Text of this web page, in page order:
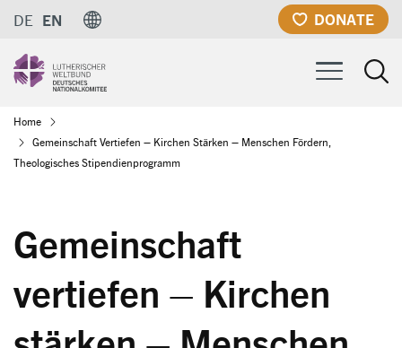
Skip
main
content
DE EN DONATE
Breadcrumb
Home
Gemeinschaft Vertiefen – Kirchen Stärken – Menschen Fördern,
Theologisches Stipendienprogramm
Gemeinschaft
vertiefen – Kirchen